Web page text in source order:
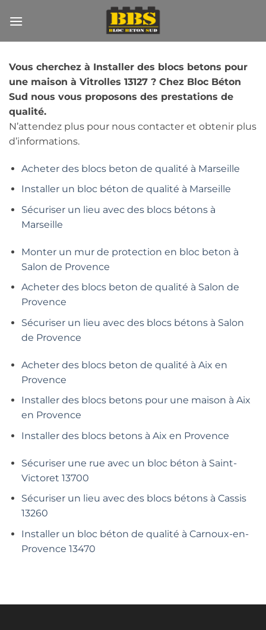
au
Vous cherchez à Installer des blocs betons pour
une maison à Vitrolles 13127 ? Chez Bloc Béton
Sud nous vous proposons des prestations de
qualité.
N’attendez plus pour nous contacter et obtenir plus
d’informations.
Acheter des blocs beton de qualité à Marseille
Installer un bloc béton de qualité à Marseille
Sécuriser un lieu avec des blocs bétons à
Marseille
Monter un mur de protection en bloc beton à
Salon de Provence
Acheter des blocs beton de qualité à Salon de
Provence
Sécuriser un lieu avec des blocs bétons à Salon
de Provence
Acheter des blocs beton de qualité à Aix en
Provence
Installer des blocs betons pour une maison à Aix
en Provence
Installer des blocs betons à Aix en Provence
Sécuriser une rue avec un bloc béton à Saint-
Victoret 13700
Sécuriser un lieu avec des blocs bétons à Cassis
13260
Installer un bloc béton de qualité à Carnoux-en-
Provence 13470